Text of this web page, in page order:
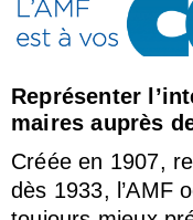
Représenter
maires auprès
Créée en 1907,
dès 1933, l’AMF